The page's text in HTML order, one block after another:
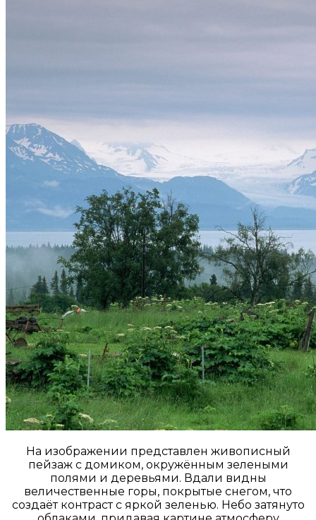
На изображении представлен живописный
пейзаж с домиком, окружённым зелеными
полями и деревьями. Вдали видны
величественные горы, покрытые снегом, что
создаёт контраст с яркой зеленью. Небо затянуто